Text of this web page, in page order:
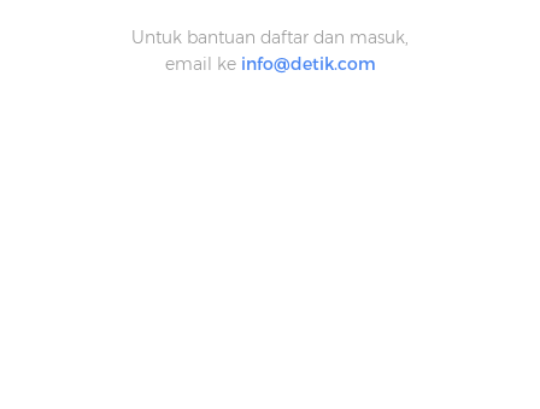
Untuk bantuan daftar dan masuk,
email ke info@detik.com